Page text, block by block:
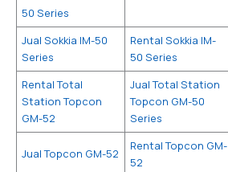
50 Series
Jual Sokkia IM-50
Series
Rental Sokkia IM-
50 Series
Rental Total
Station Topcon
GM-52
Jual Total Station
Topcon GM-50
Series
Jual Topcon GM-52
Rental Topcon GM-
52